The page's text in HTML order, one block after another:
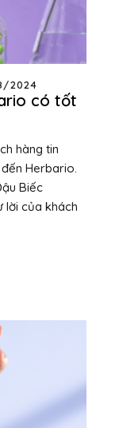
2024
có tốt
hàng tin
Herbario.
Biếc
lời của khách